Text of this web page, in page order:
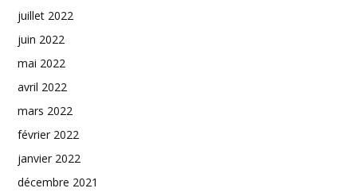
juillet 2022
juin 2022
mai 2022
avril 2022
mars 2022
février 2022
janvier 2022
décembre 2021